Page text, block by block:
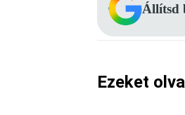
Állítsd
Ezeket